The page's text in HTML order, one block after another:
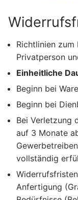
Richtlinien
Privatperson
Einheitliche
Beginn bei
Beginn bei
Bei Verletzung
auf 3 Monate
vollständig
Anfertigung